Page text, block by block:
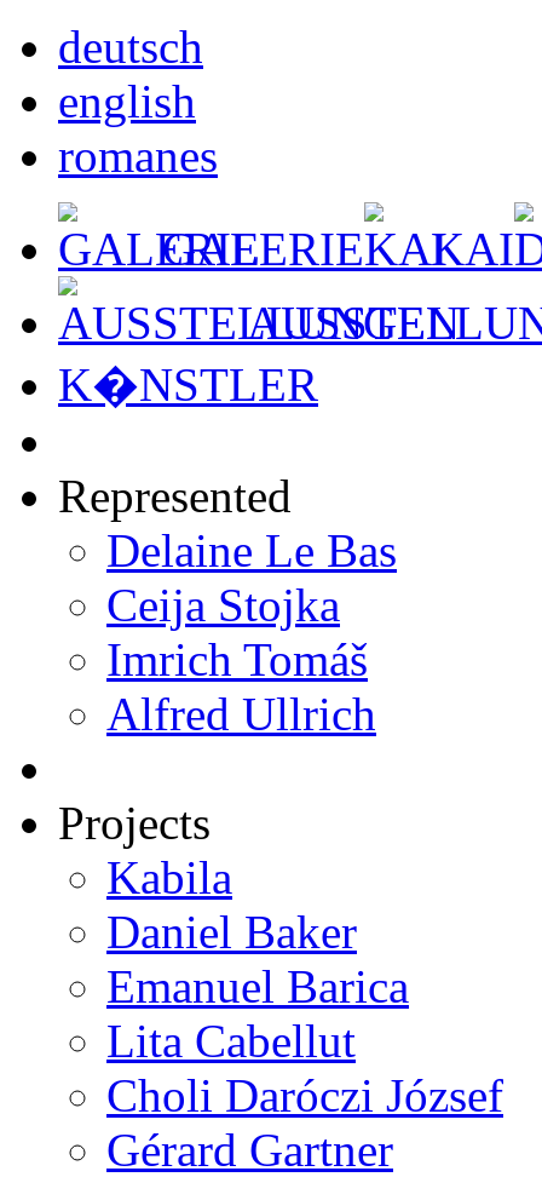
deutsch
english
romanes
GALERIE
KAI
K�NSTLER
Represented
Delaine Le Bas
Ceija Stojka
Imrich Tomáš
Alfred Ullrich
Projects
Kabila
Daniel Baker
Emanuel Barica
Lita Cabellut
Choli Daróczi József
Gérard Gartner